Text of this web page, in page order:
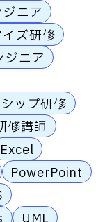
ニア
ズ研修
ジニア
ップ研修
修講師
Excel
PowerPoint